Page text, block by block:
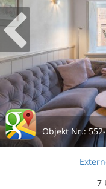
Objekt Nr.:
7